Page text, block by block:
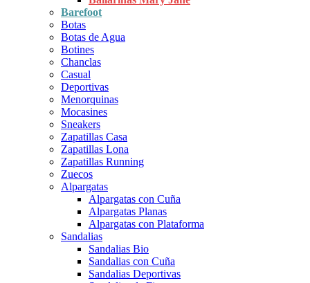
Barefoot
Botas
Botas de Agua
Botines
Chanclas
Casual
Deportivas
Menorquinas
Mocasines
Sneakers
Zapatillas Casa
Zapatillas Lona
Zapatillas Running
Zuecos
Alpargatas
Alpargatas con Cuña
Alpargatas Planas
Alpargatas con Plataforma
Sandalias
Sandalias Bio
Sandalias con Cuña
Sandalias Deportivas